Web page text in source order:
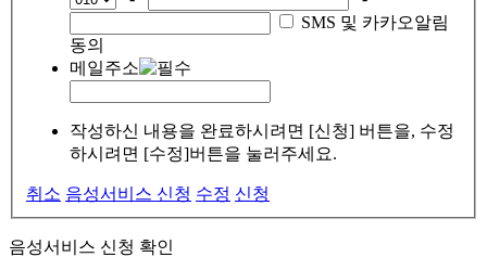
SMS 및 카카오알림
동의
메일주소
작성하신 내용을 완료하시려면 [신청] 버튼을, 수정
하시려면 [수정]버튼을 눌러주세요.
취소 음성서비스 신청 수정 신청
음성서비스 신청 확인